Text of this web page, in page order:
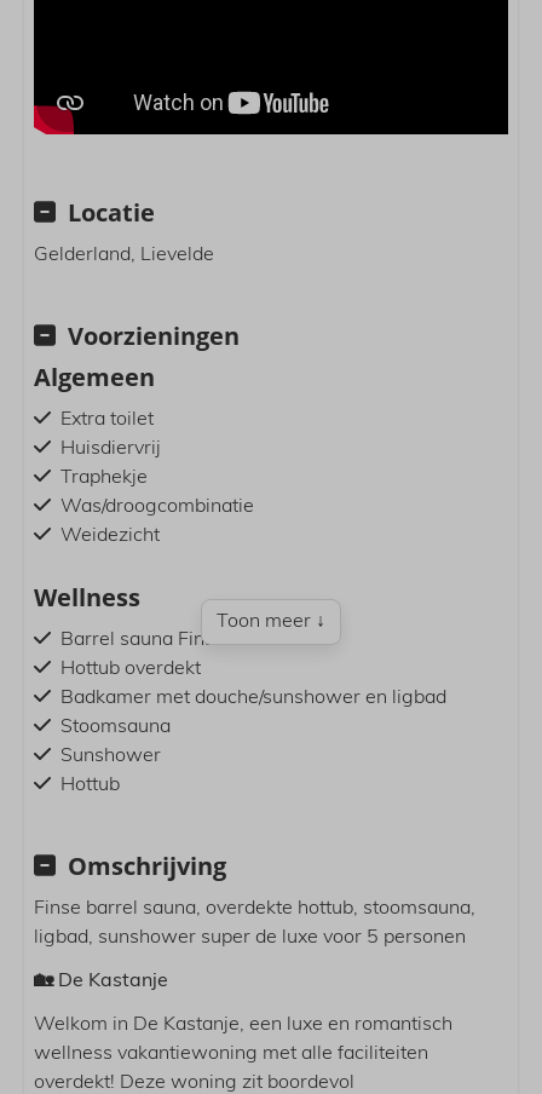
Locatie
Gelderland, Lievelde
Voorzieningen
Algemeen
Extra toilet
Huisdiervrij
Traphekje
Was/droogcombinatie
Weidezicht
Wellness
Barrel sauna Fins
Hottub overdekt
Badkamer met douche/sunshower en ligbad
Stoomsauna
Sunshower
Hottub
Buiten
Buitenhaard
Tuin
Woonruimte
Flatscreen
Sonos
Toon meer ↓
Omschrijving
Finse barrel sauna, overdekte hottub, stoomsauna,
ligbad, sunshower super de luxe voor 5 personen
🏡 De Kastanje
Welkom in De Kastanje, een luxe en romantisch
wellness vakantiewoning met alle faciliteiten
overdekt! Deze woning zit boordevol